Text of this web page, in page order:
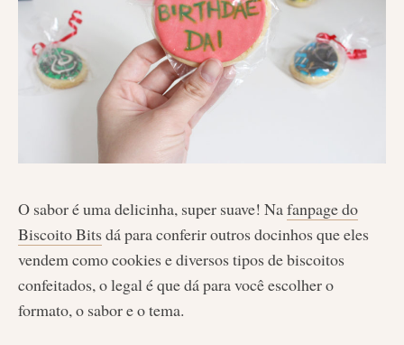
O sabor é uma delicinha, super suave! Nafanpage do
Biscoito Bits dá para conferir outros docinhos que eles
vendem como cookies e diversos tipos de biscoitos
confeitados, o legal é que dá para você escolher o
formato, o sabor e o tema.